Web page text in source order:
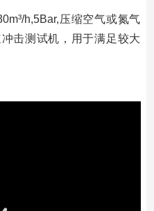
h,5Bar,压缩空⽓或氮⽓
击测试机，⽤于满⾜较大